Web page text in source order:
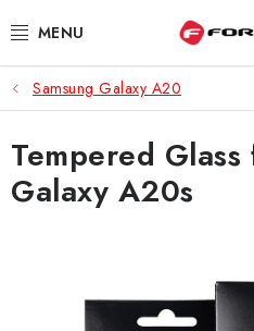
na
PUZDRÁ A OBALY
TVRDENÉ SKLÁ
DÁTOVÉ KÁBLE
DRŽIAKY NA MOBIL
Samsung Galaxy A20
Tempered Glass
Galaxy A20s